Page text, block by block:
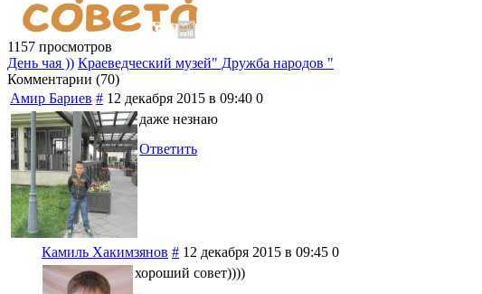
1157 просмотров
День чая )) Краеведческий музей" Дружба народов "
Комментарии (70)
Амир Бариев # 12 декабря 2015 в 09:40 0
даже незнаю
Ответить
Камиль Хакимзянов # 12 декабря 2015 в 09:45 0
хороший совет))))